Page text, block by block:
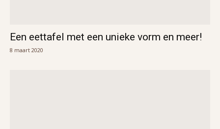
Een eettafel met een unieke vorm en meer!
8 maart 2020